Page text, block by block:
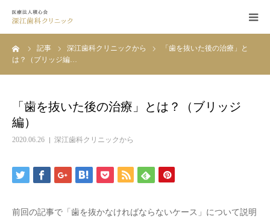
記事 深江歯科クリニックから
「歯を抜いた後の治療」と
は？（ブリッジ編…
「歯を抜いた後の治療」とは？（ブリッジ
編）
2020.06.26 深江歯科クリニックから
前回の記事で「歯を抜かなければならないケース」について説明
当院の治療